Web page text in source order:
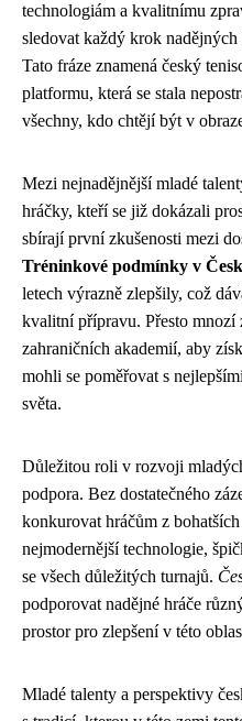
technologiám a kvalitnímu
sledovat každý krok
Tato fráze znamená český
platformu, která se stala
všechny, kdo chtějí být v
Mezi nejnadějnější mladé
hráčky, kteří se již dokázali
sbírají první zkušenosti mezi
Tréninkové podmínky v
letech výrazně zlepšily, což
kvalitní přípravu. Přesto mnozí
zahraničních akademií, aby
mohli se poměřovat s
světa.
Důležitou roli v rozvoji
podpora. Bez dostatečného
konkurovat hráčům z
nejmodernější technologie,
se všech důležitých turnajů.
podporovat nadějné hráče
prostor pro zlepšení v této
Mladé talenty a perspektivy